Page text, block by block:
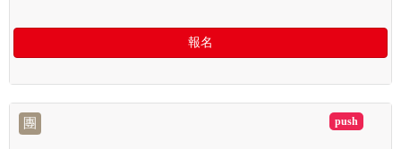
報名
團 滿